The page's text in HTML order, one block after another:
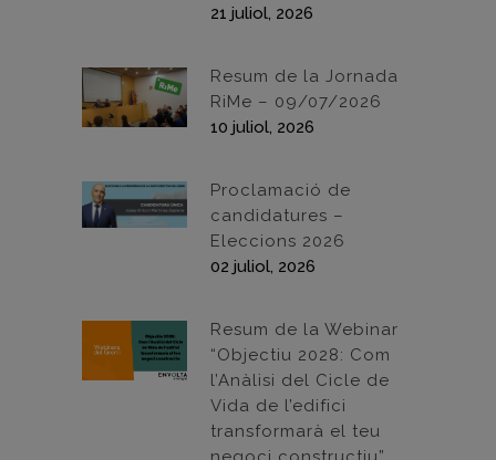
21 juliol, 2026
Resum de la Jornada
RiMe – 09/07/2026
10 juliol, 2026
Proclamació de
candidatures –
Eleccions 2026
02 juliol, 2026
Resum de la Webinar
“Objectiu 2028: Com
l’Anàlisi del Cicle de
Vida de l’edifici
transformarà el teu